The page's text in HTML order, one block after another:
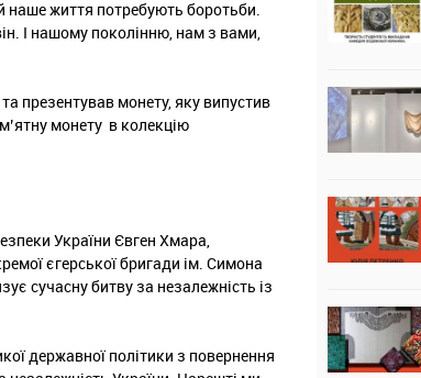
наше життя потребують боротьби.
І нашому поколінню, нам з вами,
презентував монету, яку випустив
монету в колекцію
України Євген Хмара,
єгерської бригади ім. Симона
сучасну битву за незалежність із
державної політики з повернення